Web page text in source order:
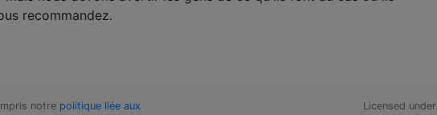
recommandez.
notre politique liée aux Licensed under